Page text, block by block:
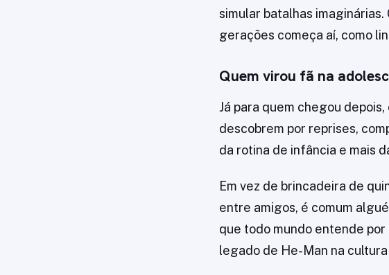
simular batalhas
gerações começa aí, como
Quem virou fã na
Já para quem chegou
descobrem por reprises,
da rotina de infância e mais
Em vez de brincadeira de
entre amigos, é comum
que todo mundo entende
legado de He-Man na